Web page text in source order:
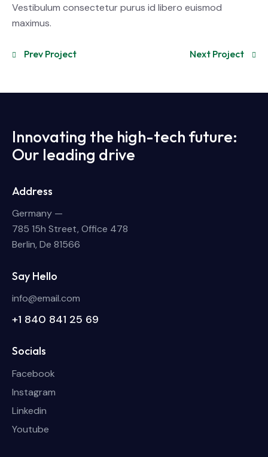
Vestibulum consectetur purus id libero euismod
maximus.
Prev Project Next Project
Innovating the high-tech future:
Our leading drive
Address
Germany —
785 15h Street, Office 478
Berlin, De 81566
Say Hello
info@email.com
+1 840 841 25 69
Socials
Facebook
Instagram
Linkedin
Youtube